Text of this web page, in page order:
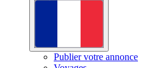
Publier votre annonce